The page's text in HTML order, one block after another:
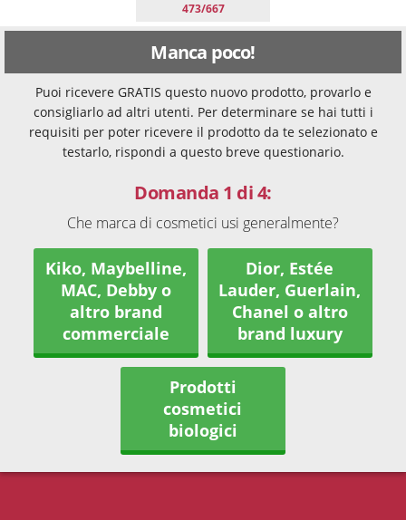
473/667
Manca poco!
Puoi ricevere GRATIS questo nuovo prodotto, provarlo e
consigliarlo ad altri utenti. Per determinare se hai tutti i
requisiti per poter ricevere il prodotto da te selezionato e
testarlo, rispondi a questo breve questionario.
Domanda 1 di 4:
Che marca di cosmetici usi generalmente?
Kiko, Maybelline,
MAC, Debby o
altro brand
commerciale
Dior, Estée
Lauder, Guerlain,
Chanel o altro
brand luxury
Prodotti
cosmetici
biologici